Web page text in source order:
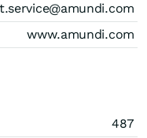
www.amundi.com
487